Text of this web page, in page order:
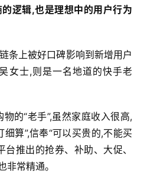
逻辑,也是理想中的用户行为
条上被好口碑影响到新增用户
女士,则是一名地道的快手老
的“老手”,虽然家庭收入很高,
算”,信奉“可以买贵的,不能买
推出的抢券、补助、大促、
非常精通。